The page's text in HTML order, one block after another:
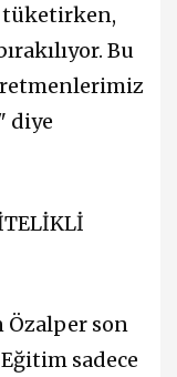
tüketirken,
Bu
diye
Özalper son
sadece